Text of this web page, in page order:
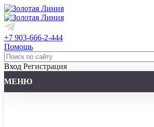
+7 903-666-2-444
Помощь
Вход Регистрация
МЕНЮ